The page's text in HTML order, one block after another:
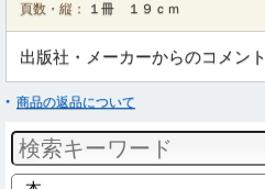
頁数・縦：
１冊 １９ｃｍ
出版社・メーカーからのコメント
商品の返品について